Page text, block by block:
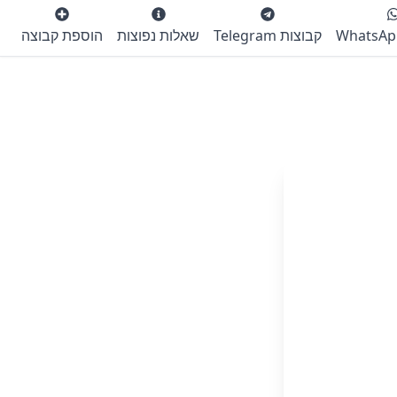
קבוצות Telegram שאלות נפוצות הוספת קבוצה